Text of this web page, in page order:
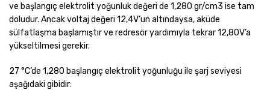
ve başlangıç elektrolit yoğunluk değeri de 1,280 gr/cm3 ise tam
doludur. Ancak voltaj değeri 12,4V’un altındaysa, aküde
sülfatlaşma başlamıştır ve redresör yardımıyla tekrar 12,80V’a
yükseltilmesi gerekir.
27 °C’de 1,280 başlangıç elektrolit yoğunluğu ile şarj seviyesi
aşağıdaki gibidir: